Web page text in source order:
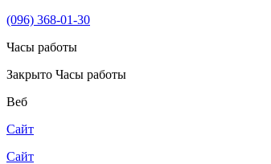
(096) 368-01-30
Часы работы
Закрыто Часы работы
Веб
Сайт
Сайт